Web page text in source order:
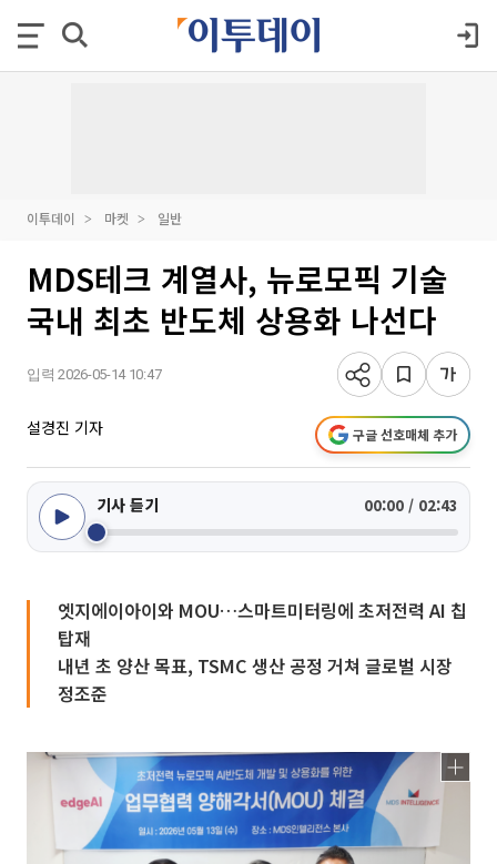
이투데이 마켓 일반
MDS테크 계열사, 뉴로모픽 기술
국내 최초 반도체 상용화 나선다
입력 2026-05-14 10:47
설경진 기자 구글 선호매체 추가
기사 듣기 00:00 / 02:43
엣지에이아이와 MOU…스마트미터링에 초저전력 AI 칩
탑재
내년 초 양산 목표, TSMC 생산 공정 거쳐 글로벌 시장
정조준